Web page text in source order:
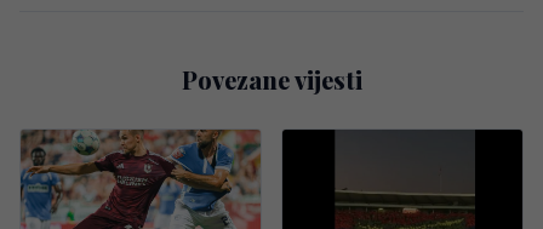
Povezane vijesti